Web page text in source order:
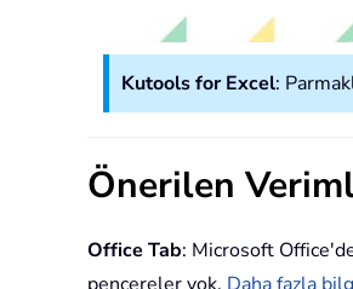
Kutools for Excel:
Önerilen
Office Tab: Microsoft